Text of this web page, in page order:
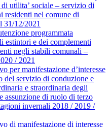
di utilita’ sociale – servizio di
residenti nel comune di
31/12/2021
programmata
estintori e dei complementi
negli stabili comunali –
/ 2021
per manifestazione d’interesse
del servizio di conduzione e
e straordinaria degli
assunzione di ruolo di terzo
invernali 2018 / 2019 /
di manifestazione di interesse